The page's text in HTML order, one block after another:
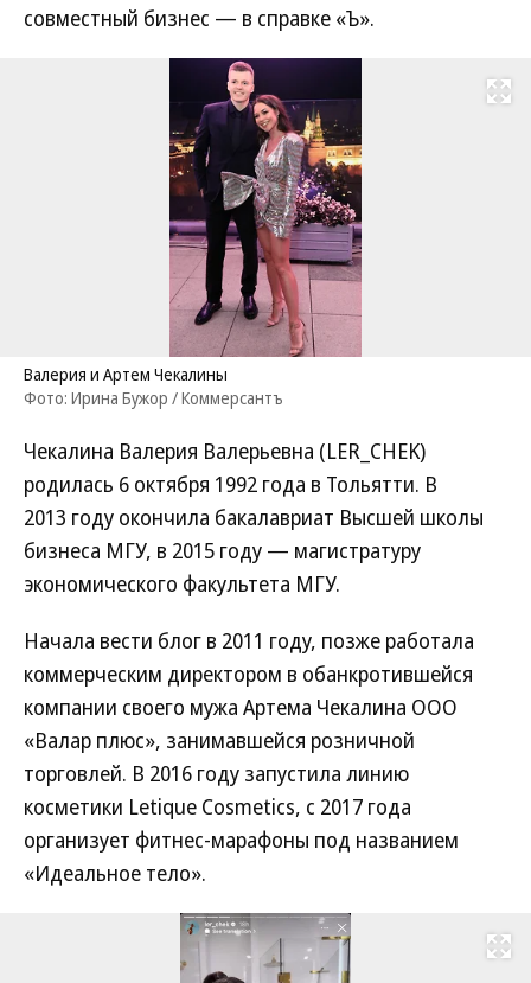
совместный бизнес — в справке «Ъ».
Развернуть
Валерия и Артем Чекалины
Фото: Ирина Бужор / Коммерсантъ
Чекалина Валерия Валерьевна (LER_CHEK)
родилась 6 октября 1992 года в Тольятти. В
2013 году окончила бакалавриат Высшей школы
бизнеса МГУ, в 2015 году — магистратуру
экономического факультета МГУ.
Начала вести блог в 2011 году, позже работала
коммерческим директором в обанкротившейся
компании своего мужа Артема Чекалина ООО
«Валар плюс», занимавшейся розничной
торговлей. В 2016 году запустила линию
косметики Letique Cosmetics, с 2017 года
организует фитнес-марафоны под названием
«Идеальное тело».
Развернуть